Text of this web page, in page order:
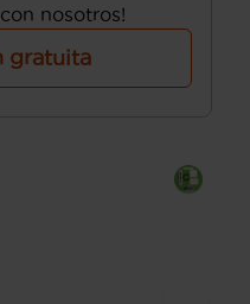
nosotros!
gratuita